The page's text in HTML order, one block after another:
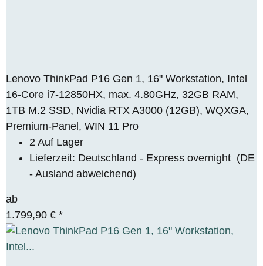
Lenovo ThinkPad P16 Gen 1, 16" Workstation, Intel
16-Core i7-12850HX, max. 4.80GHz, 32GB RAM,
1TB M.2 SSD, Nvidia RTX A3000 (12GB), WQXGA,
Premium-Panel, WIN 11 Pro
2 Auf Lager
Lieferzeit: Deutschland - Express overnight (DE
- Ausland abweichend)
ab
1.799,90 € *